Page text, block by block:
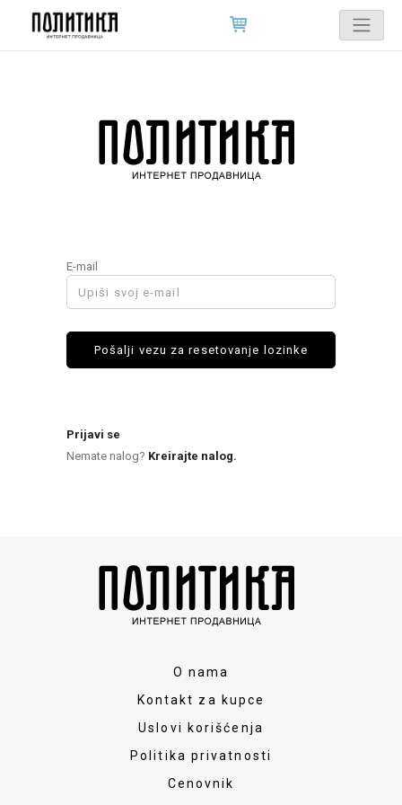
E-mail
Pošalji vezu za resetovanje lozinke
Prijavi se
Nemate nalog? Kreirajte nalog.
O nama
Kontakt za kupce
Uslovi korišćenja
Politika privatnosti
Cenovnik